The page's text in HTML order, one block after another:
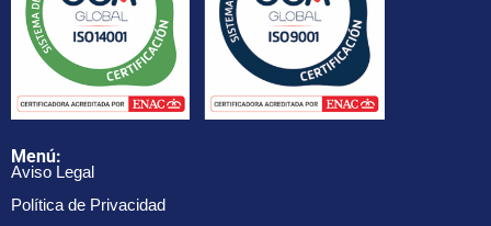
Menú:
Aviso Legal
Política de Privacidad